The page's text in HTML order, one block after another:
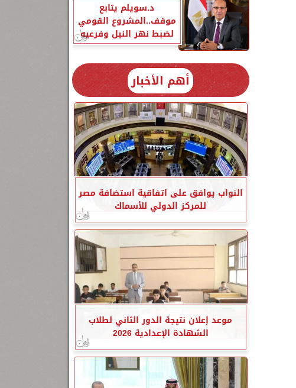
د.سويلم يتابع
موقف..المشروع القومي
لضبط نهر النيل وفرعيه
أهم الأخبار
النواب يوافق على اتفاقية استضافة مصر
للمركز الدولي للأسماك
موعد إعلان نتيجة الدور الثاني لطلاب
الشهادة الإعدادية 2026